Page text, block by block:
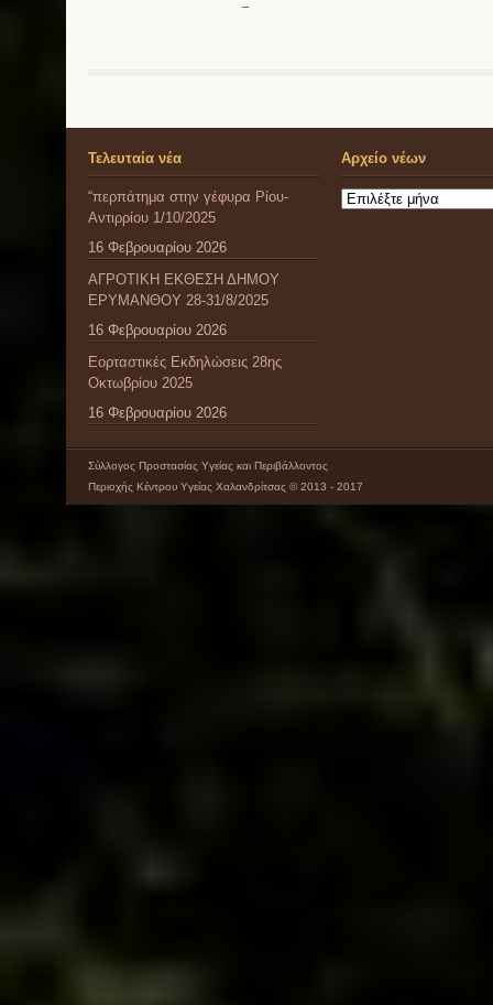
Τελευταία νέα
“περπάτημα στην γέφυρα Ρίου-
Αντιρρίου 1/10/2025
16 Φεβρουαρίου 2026
ΑΓΡΟΤΙΚΗ ΕΚΘΕΣΗ ΔΗΜΟΥ
ΕΡΥΜΑΝΘΟΥ 28-31/8/2025
16 Φεβρουαρίου 2026
Εορταστικές Εκδηλώσεις 28ης
Οκτωβρίου 2025
16 Φεβρουαρίου 2026
Αρχείο νέων
Αρχείο
Σύλλογος Προστασίας Υγείας και Περιβάλλοντος
Περιοχής Κέντρου Υγείας Χαλανδρίτσας © 2013 - 2017